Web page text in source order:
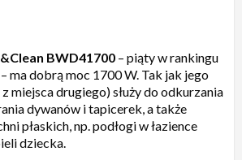
BWD41700 – piąty w rankingu
ma dobrą moc 1700 W. Tak jak jego
miejsca drugiego) służy do odkurzania
dywanów i tapicerek, a także
płaskich, np. podłogi w łazience
dziecka.